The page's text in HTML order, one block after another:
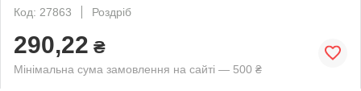
Код: 27863
Роздріб
290,22 ₴
Мінімальна сума замовлення на сайті — 500 ₴